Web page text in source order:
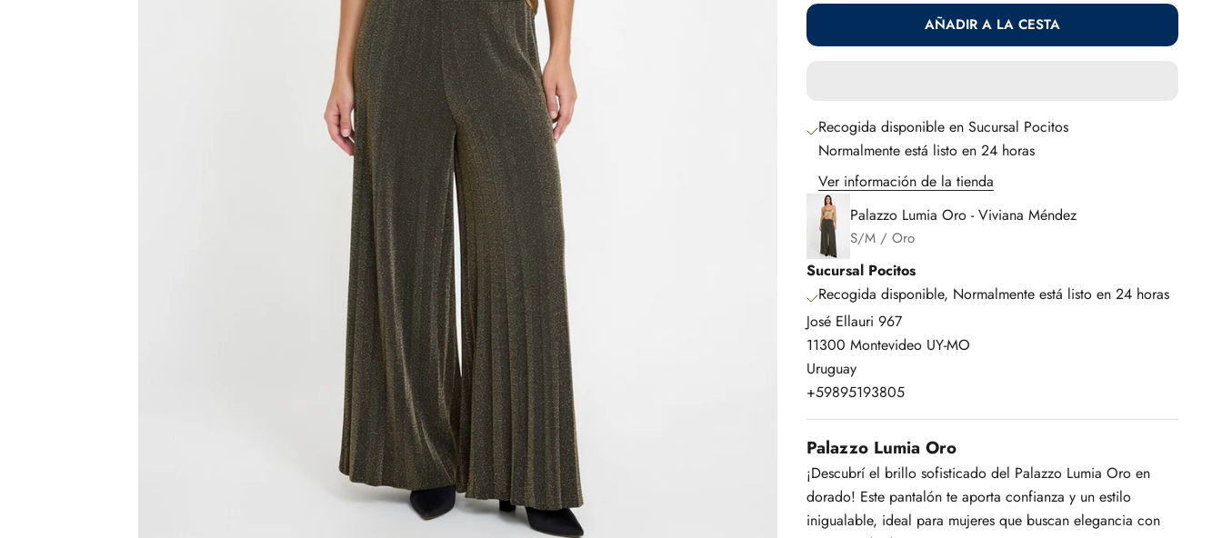
AÑADIR A LA CESTA
Recogida disponible en Sucursal Pocitos
Normalmente está listo en 24 horas
Ver información de la tienda
Palazzo Lumia Oro - Viviana Méndez
S/M / Oro
Sucursal Pocitos
Recogida disponible, Normalmente está listo en 24 horas
José Ellauri 967
11300 Montevideo UY-MO
Uruguay
+59895193805
Palazzo Lumia Oro
¡Descubrí el brillo sofisticado del Palazzo Lumia Oro en
dorado! Este pantalón te aporta confianza y un estilo
inigualable, ideal para mujeres que buscan elegancia con